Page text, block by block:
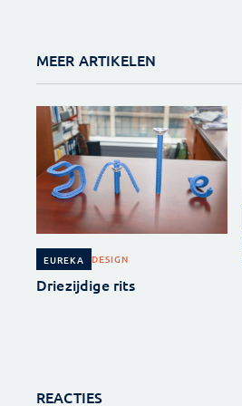
MEER ARTIKELEN
EUREKA DESIGN
Driezijdige rits
REACTIES